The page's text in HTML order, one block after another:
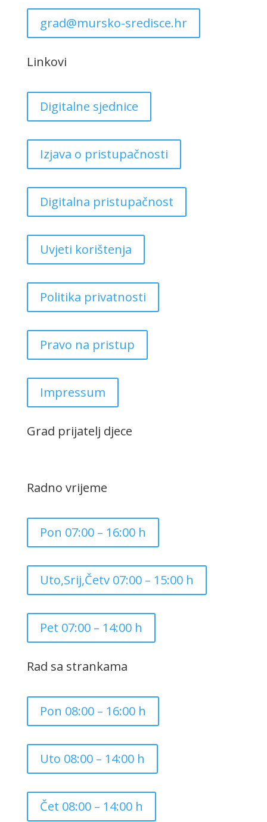
grad@mursko-sredisce.hr
Linkovi
Digitalne sjednice
Izjava o pristupačnosti
Digitalna pristupačnost
Uvjeti korištenja
Politika privatnosti
Pravo na pristup
Impressum
Grad prijatelj djece
Radno vrijeme
Pon 07:00 – 16:00 h
Uto,Srij,Četv 07:00 – 15:00 h
Pet 07:00 – 14:00 h
Rad sa strankama
Pon 08:00 – 16:00 h
Uto 08:00 – 14:00 h
Čet 08:00 – 14:00 h